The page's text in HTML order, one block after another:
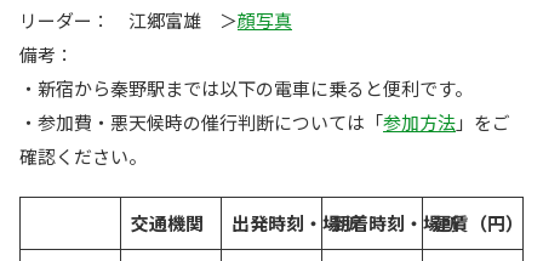
リーダー： 江郷富雄 ＞顔写真
備考：
・新宿から秦野駅までは以下の電車に乗ると便利です。
・参加費・悪天候時の催行判断については「参加方法」をご
確認ください。
交通機関 出発時刻・場所到着時刻・場所運賃（円）